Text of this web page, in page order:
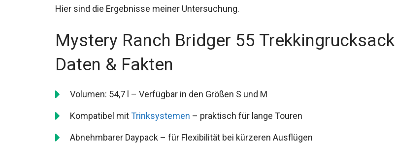
Hier sind die Ergebnisse meiner Untersuchung.
Mystery Ranch Bridger 55 Trekkingrucksack
Daten & Fakten
Volumen: 54,7 l – Verfügbar in den Größen S und M
Kompatibel mitTrinksystemen – praktisch für lange Touren
Abnehmbarer Daypack – für Flexibilität bei kürzeren Ausflügen